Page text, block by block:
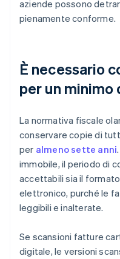
aziende possono
pienamente conforme.
È necessario
per un minimo
La normativa fiscale
conservare copie di
per almeno sette anni
immobile, il periodo di
accettabili sia il
elettronico, purché le
leggibili e inalterate.
Se scansioni fatture
digitale, le versioni